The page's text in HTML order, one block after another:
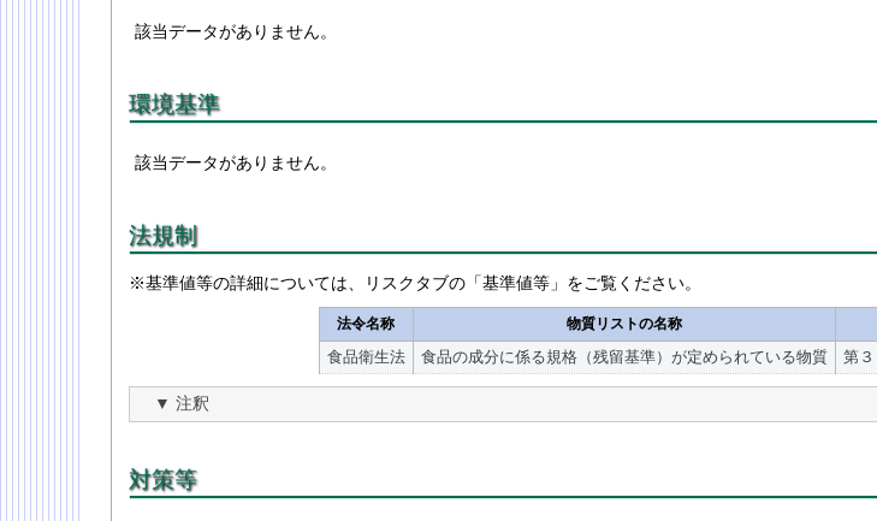
該当データがありません。
環境基準
該当データがありません。
法規制
※基準値等の詳細については、リスクタブの「基準値等」をご覧ください。
法令名称 物質リストの名称
食品衛生法 食品の成分に係る規格（残留基準）が定められている物質 第
注釈
対策等